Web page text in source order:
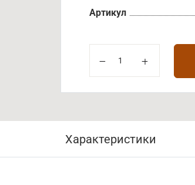
Артикул
Характеристики